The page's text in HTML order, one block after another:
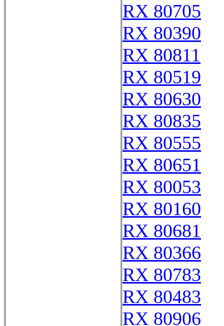
RX 80705
RX 80390
RX 80811
RX 80519
RX 80630
RX 80835
RX 80555
RX 80651
RX 80053
RX 80160
RX 80681
RX 80366
RX 80783
RX 80483
RX 80906